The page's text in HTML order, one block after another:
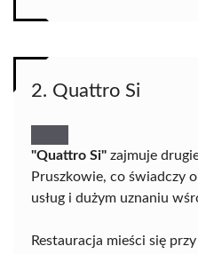
2. Quattro Si
"Quattro Si" zajmuje
Pruszkowie, co świadczy
usług i dużym uznaniu
Restauracja mieści się